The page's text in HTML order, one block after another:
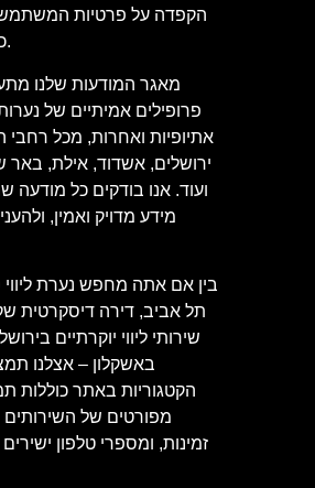
הקפדה על פרטיות המשתמש,
כל מודעה ומודעה באתר.
מאגר המודעות שלנו
פרופילים אמיתיים של נערות
אתיופיות ואחרות, מכל
ירושלים, אשדוד, אילת, באר
ועוד. אנו בודקים כל
מידע מדויק ואמין,
בין אם אתה מחפש נערת
תל אביב, דירה דיסקרטית
שירותי ליווי יוקרתיים
באשקלון – אצלנו
הקטגוריות באתר כוללות
מפורטים של השירותים
זמינות, ומספרי טלפון